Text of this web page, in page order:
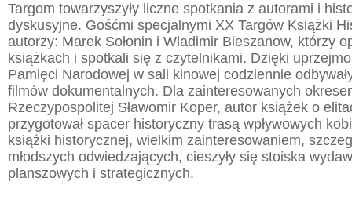
Targom towarzyszyły liczne spotkania z autorami i
dyskusyjne. Gośćmi specjalnymi XX Targów Książki
autorzy: Marek Sołonin i Wladimir Bieszanow, którzy
książkach i spotkali się z czytelnikami. Dzięki
Pamięci Narodowej w sali kinowej codziennie
filmów dokumentalnych. Dla zainteresowanych
Rzeczypospolitej Sławomir Koper, autor książek o
przygotował spacer historyczny trasą wpływowych
książki historycznej, wielkim zainteresowaniem,
młodszych odwiedzających, cieszyły się stoiska
planszowych i strategicznych.